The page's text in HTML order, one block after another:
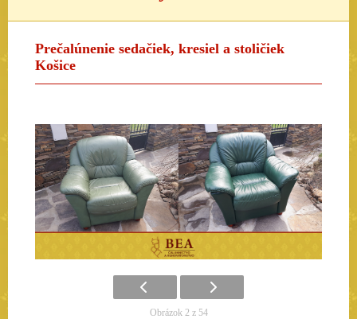
Prečalúnenie sedačiek, kresiel a stoličiek
Košice
Obrázok 2 z 54